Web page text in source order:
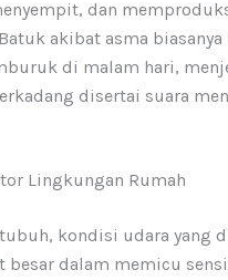
dan
akibat asma
di malam hari,
disertai suara
Lingkungan Rumah
kondisi udara yang
besar dalam memicu